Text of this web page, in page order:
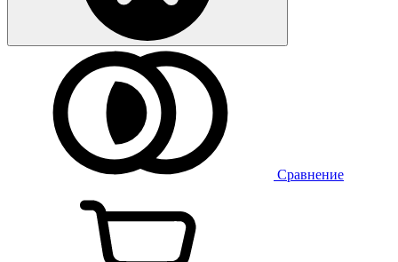
Сравнение